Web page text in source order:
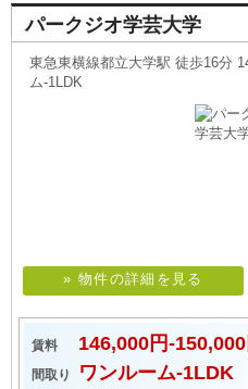
パークジオ学芸大学
東急東横線都立大学駅 徒歩16分
ム-1LDK
» 物件の詳細を見る
賃料 146,000円-150,000
間取り ワンルーム-1LDK